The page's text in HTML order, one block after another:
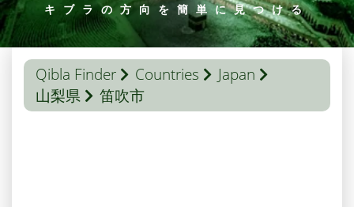
キブラの方向を簡単に見つける
Qibla Finder Countries
Japan
山梨県
笛吹市